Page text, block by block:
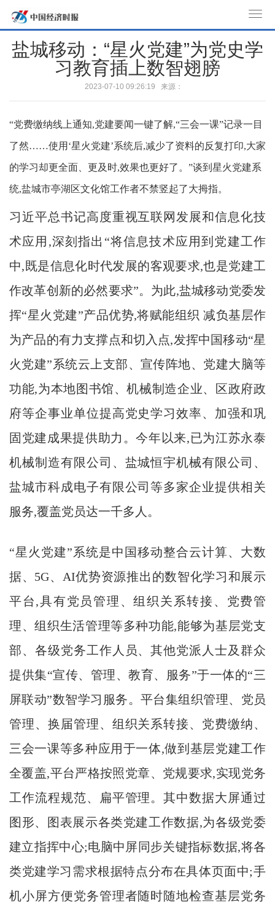
o
i
n
盐城移动：“星火党建”为党史学
习教育插上数智翅膀
2023-07-10 09:26:19 来源：
“党费缴纳线上通知,党建要闻一键了解,“三会一课”记录一目
了然……使用‘星火党建’系统后,减少了资料的反复打印,大家
的学习却更全面、更及时,效果也更好了。”谈到星火党建系
统,盐城市亭湖区文化馆工作者不禁竖起了大拇指。
习近平总书记高度重视互联网发展和信息化技
术应用,深刻指出“将信息技术应用到党建工作
中,既是信息化时代发展的客观要求,也是党建工
作改革创新的必然要求”。为此,盐城移动党委发
挥“星火党建”产品优势,将赋能组织 减负基层作
为产品的有力支撑点和切入点,发挥中国移动“星
火党建”系统云上支部、宣传阵地、党建大脑等
功能,为本地图书馆、机械制造企业、区政府政
府等企事业单位提高党史学习效率、加强和巩
固党建成果提供助力。今年以来,已为江苏永泰
机械制造有限公司、盐城恒宇机械有限公司、
盐城市科成电子有限公司等多家企业提供相关
服务,覆盖党员达一千多人。
“星火党建”系统是中国移动整合云计算、大数
据、5G、AI优势资源推出的数智化学习和展示
平台,具有党员管理、组织关系转接、党费管
理、组织生活管理等多种功能,能够为基层党支
部、各级党务工作人员、其他党派人士及群众
提供集“宣传、管理、教育、服务”于一体的“三
屏联动”数智学习服务。平台集组织管理、党员
管理、换届管理、组织关系转接、党费缴纳、
三会一课等多种应用于一体,做到基层党建工作
全覆盖,平台严格按照党章、党规要求,实现党务
工作流程规范、扁平管理。其中数据大屏通过
图形、图表展示各类党建工作数据,为各级党委
建立指挥中心;电脑中屏同步关键指标数据,将各
类党建学习需求根据特点分布在具体页面中;手
机小屏方便党务管理者随时随地检查基层党务